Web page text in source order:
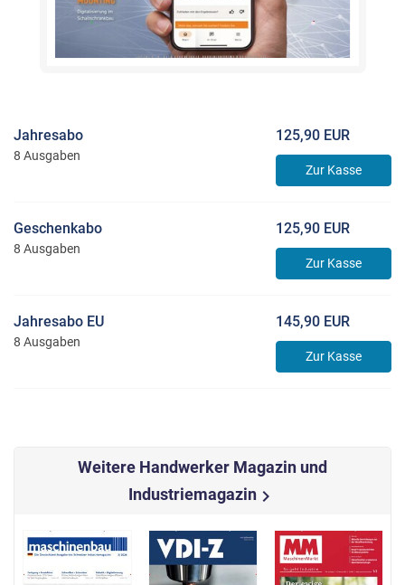
Jahresabo
8 Ausgaben
125,90 EUR
Zur Kasse
Geschenkabo
8 Ausgaben
125,90 EUR
Zur Kasse
Jahresabo EU
8 Ausgaben
145,90 EUR
Zur Kasse
Weitere Handwerker Magazin und
Industriemagazinchevron_right